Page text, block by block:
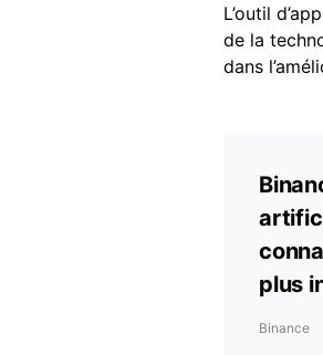
L’outil
de la
dans
plus
Binance